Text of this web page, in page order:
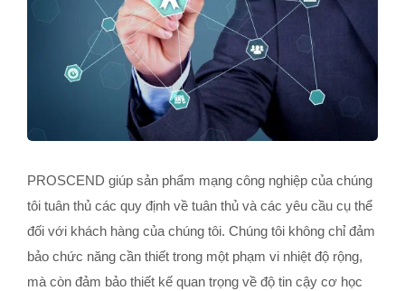
PROSCEND giúp sản phẩm mạng công nghiệp của chúng
tôi tuân thủ các quy định về tuân thủ và các yêu cầu cụ thể
đối với khách hàng của chúng tôi. Chúng tôi không chỉ đảm
bảo chức năng cần thiết trong một phạm vi nhiệt độ rộng,
mà còn đảm bảo thiết kế quan trọng về độ tin cậy cơ học